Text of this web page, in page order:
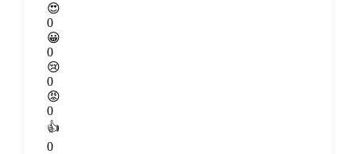
😍
0
😀
0
😢
0
😡
0
👍
0